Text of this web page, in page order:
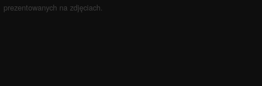
prezentowanych na zdjęciach.